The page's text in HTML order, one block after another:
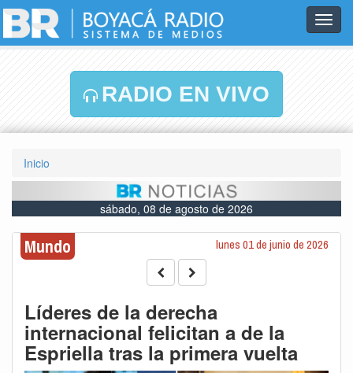
RADIO EN VIVO
Inicio
sábado, 08 de agosto de 2026
Mundo lunes 01 de junio de 2026
Líderes de la derecha
internacional felicitan a de la
Espriella tras la primera vuelta